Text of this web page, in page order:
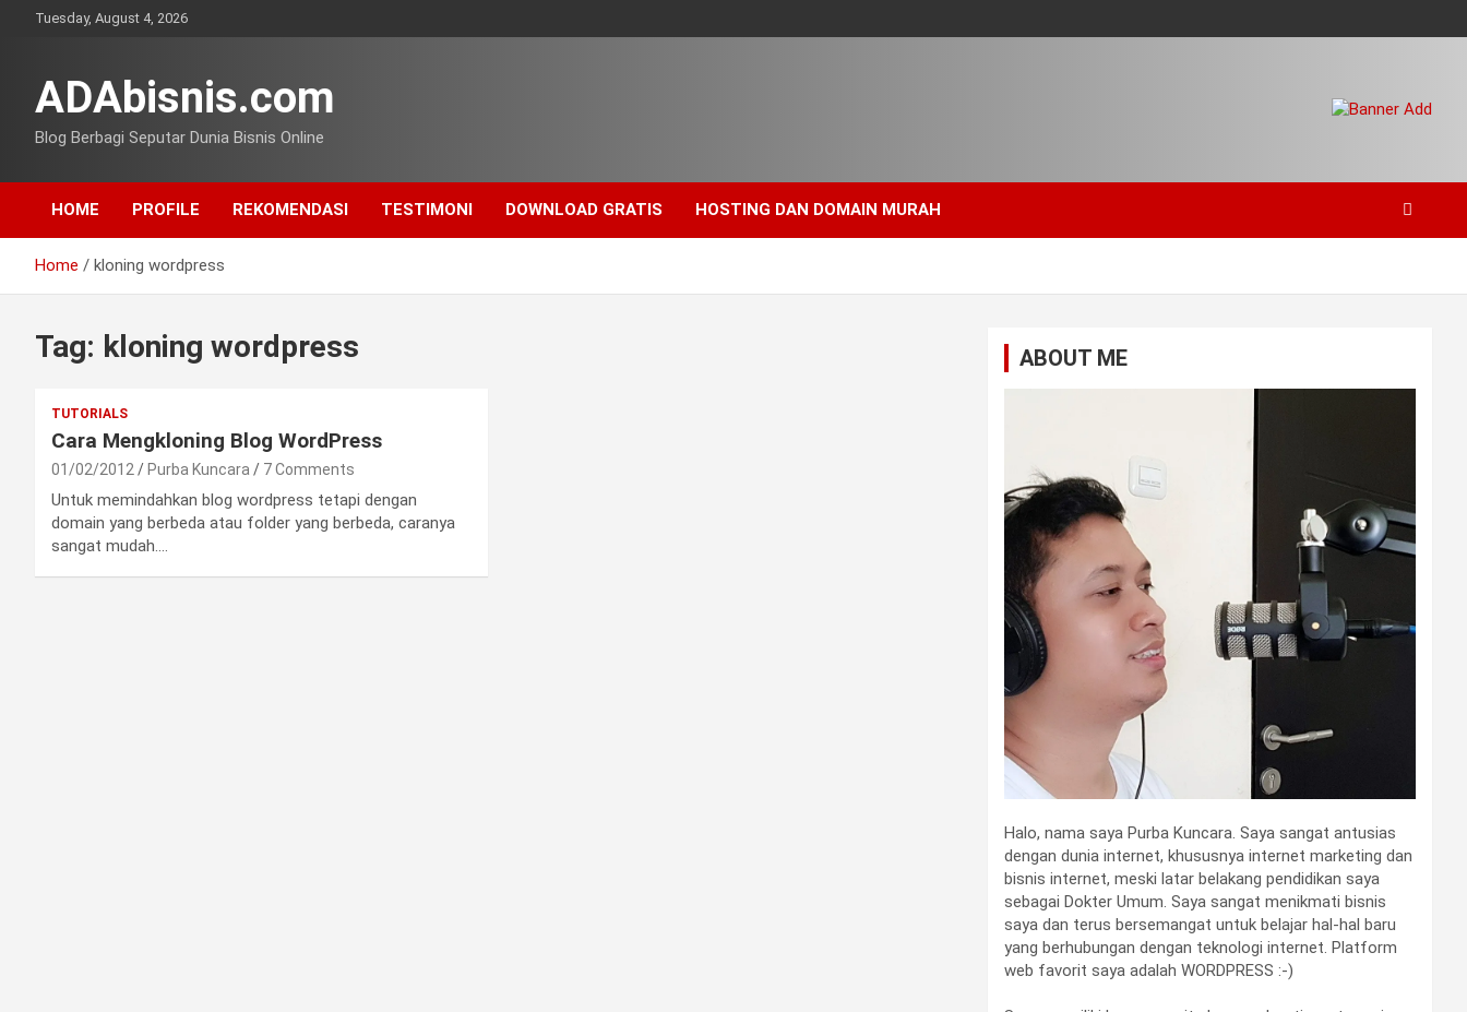
Tuesday, August 4, 2026
ADAbisnis.com
Blog Berbagi Seputar Dunia Bisnis Online
HOME PROFILE REKOMENDASI TESTIMONI DOWNLOAD GRATIS HOSTING DAN DOMAIN MURAH
Home kloning wordpress
Tag: kloning wordpress
TUTORIALS
Cara Mengkloning Blog WordPress
01/02/2012 Purba Kuncara 7 Comments
Untuk memindahkan blog wordpress tetapi dengan
domain yang berbeda atau folder yang berbeda, caranya
sangat mudah.…
ABOUT ME
Halo, nama saya Purba Kuncara. Saya sangat antusias
dengan dunia internet, khususnya internet marketing dan
bisnis internet, meski latar belakang pendidikan saya
sebagai Dokter Umum. Saya sangat menikmati bisnis
saya dan terus bersemangat untuk belajar hal-hal baru
yang berhubungan dengan teknologi internet. Platform
web favorit saya adalah WORDPRESS :-)